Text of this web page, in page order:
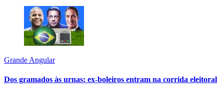
Grande Angular
Dos gramados às urnas: ex-boleiros entram na corrida eleitoral